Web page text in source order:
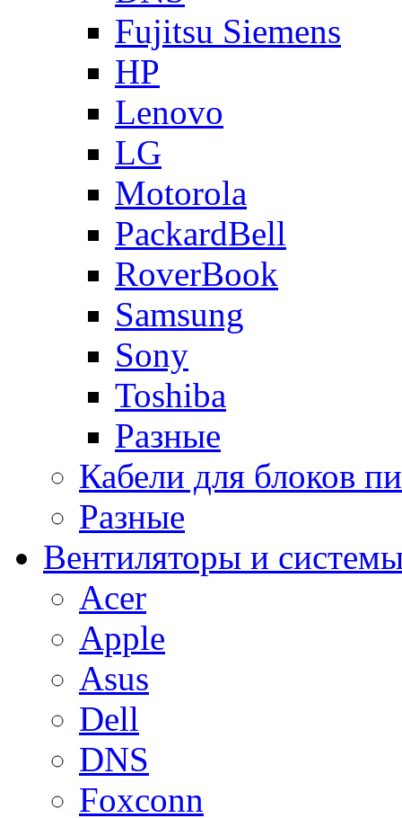
Fujitsu Siemens
HP
Lenovo
LG
Motorola
PackardBell
RoverBook
Samsung
Sony
Toshiba
Разные
Кабели для блоков
Разные
Вентиляторы и
Acer
Apple
Asus
Dell
DNS
Foxconn